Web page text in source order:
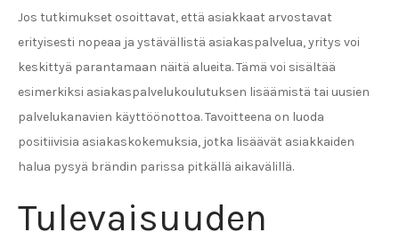
Jos tutkimukset osoittavat, että asiakkaat arvostavat
erityisesti nopeaa ja ystävällistä asiakaspalvelua, yritys voi
keskittyä parantamaan näitä alueita. Tämä voi sisältää
esimerkiksi asiakaspalvelukoulutuksen lisäämistä tai uusien
palvelukanavien käyttöönottoa. Tavoitteena on luoda
positiivisia asiakaskokemuksia, jotka lisäävät asiakkaiden
halua pysyä brändin parissa pitkällä aikavälillä.
Tulevaisuuden